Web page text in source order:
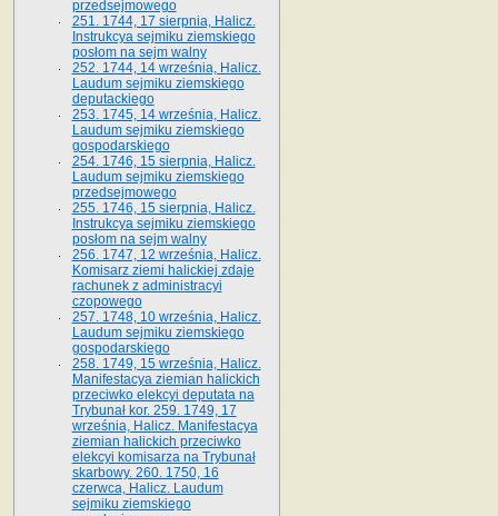
przedsejmowego
251. 1744, 17 sierpnia, Halicz.
Instrukcya sejmiku ziemskiego
posłom na sejm walny
252. 1744, 14 września, Halicz.
Laudum sejmiku ziemskiego
deputackiego
253. 1745, 14 września, Halicz.
Laudum sejmiku ziemskiego
gospodarskiego
254. 1746, 15 sierpnia, Halicz.
Laudum sejmiku ziemskiego
przedsejmowego
255. 1746, 15 sierpnia, Halicz.
Instrukcya sejmiku ziemskiego
posłom na sejm walny
256. 1747, 12 września, Halicz.
Komisarz ziemi halickiej zdaje
rachunek z administracyi
czopowego
257. 1748, 10 września, Halicz.
Laudum sejmiku ziemskiego
gospodarskiego
258. 1749, 15 września, Halicz.
Manifestacya ziemian halickich
przeciwko elekcyi deputata na
Trybunał kor. 259. 1749, 17
września, Halicz. Manifestacya
ziemian halickich przeciwko
elekcyi komisarza na Trybunał
skarbowy. 260. 1750, 16
czerwca, Halicz. Laudum
sejmiku ziemskiego